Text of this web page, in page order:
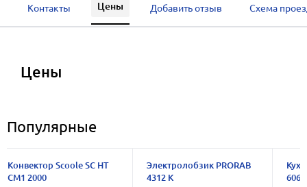
цены
Контакты Цены Добавить отзыв Схема
Популярные
Конвектор Scoole SC HT
CM1 2000
Электролобзик PRORAB
4312 K